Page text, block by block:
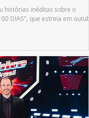
histórias inéditas sobre o
DIAS", que estreia em